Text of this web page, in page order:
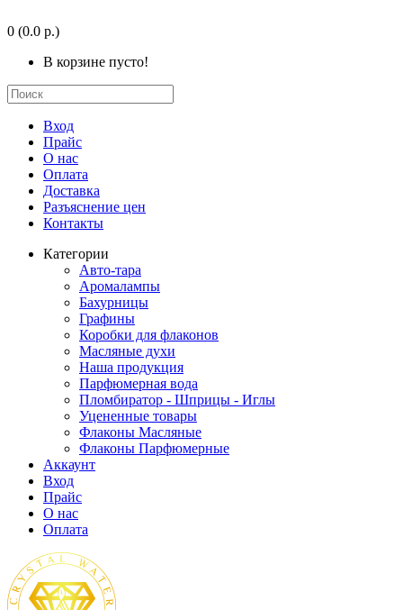
0 (0.0 р.)
В корзине пусто!
Вход
Прайс
О нас
Оплата
Доставка
Разъяснение цен
Контакты
Категории
Авто-тара
Аромалампы
Бахурницы
Графины
Коробки для флаконов
Масляные духи
Наша продукция
Парфюмерная вода
Пломбиратор - Шприцы - Иглы
Уцененные товары
Флаконы Масляные
Флаконы Парфюмерные
Аккаунт
Вход
Прайс
О нас
Оплата